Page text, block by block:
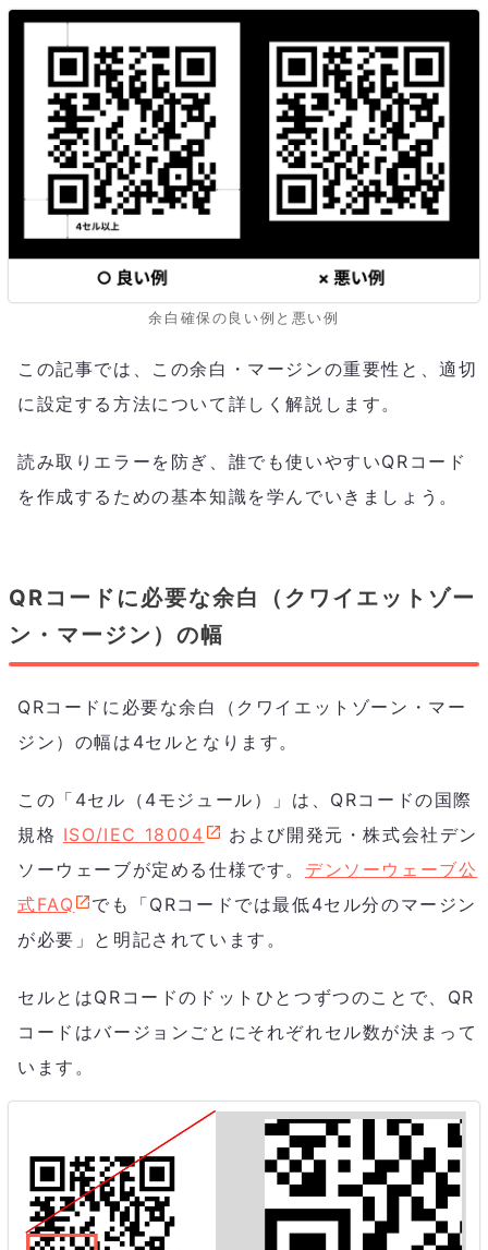
余白確保の良い例と悪い例
この記事では、この余白・マージンの重要性と、適切
に設定する方法について詳しく解説します。
読み取りエラーを防ぎ、誰でも使いやすいQRコード
を作成するための基本知識を学んでいきましょう。
QRコードに必要な余白（クワイエットゾー
ン・マージン）の幅
QRコードに必要な余白（クワイエットゾーン・マー
ジン）の幅は4セルとなります。
この「4セル（4モジュール）」は、QRコードの国際
規格 ISO/IEC 18004
および開発元・株式会社デン
ソーウェーブが定める仕様です。 デンソーウェーブ公
式FAQ
でも「QRコードでは最低4セル分のマージン
が必要」と明記されています。
セルとはQRコードのドットひとつずつのことで、QR
コードはバージョンごとにそれぞれセル数が決まって
います。